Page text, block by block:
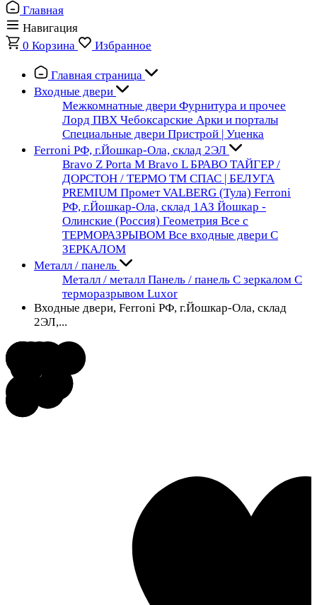
Главная
Навигация
0 Корзина Избранное
Главная страница
Входные двери
Межкомнатные двери Фурнитура и прочее
Лорд ПВХ Чебоксарские Арки и порталы
Специальные двери Пристрой | Уценка
Ferroni РФ, г.Йошкар-Ола, склад 2ЭЛ
Bravo Z Porta М Bravo LБРАВО ТАЙГЕР /
ДОРСТОН / ТЕРМО ТМ СПАС | БЕЛУГА
PREMIUM Промет VALBERG (Тула) Ferroni
РФ, г.Йошкар-Ола, склад 1АЗ Йошкар -
Олинские (Россия) Геометрия Все с
ТЕРМОРАЗРЫВОМ Все входные двери С
ЗЕРКАЛОМ
Металл / панель
Металл / металл Панель / панель С зеркалом С
терморазрывом Luxor
Входные двери, Ferroni РФ, г.Йошкар-Ола, склад
2ЭЛ,...